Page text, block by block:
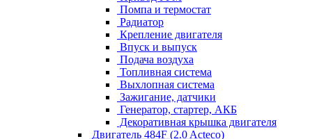
Помпа и термостат
Радиатор
Крепление двигателя
Впуск и выпуск
Подача воздуха
Топливная система
Выхлопная система
Зажигание, датчики
Генератор, стартер, АКБ
Декоративная крышка двигателя
Двигатель 484F (2.0 Acteco)